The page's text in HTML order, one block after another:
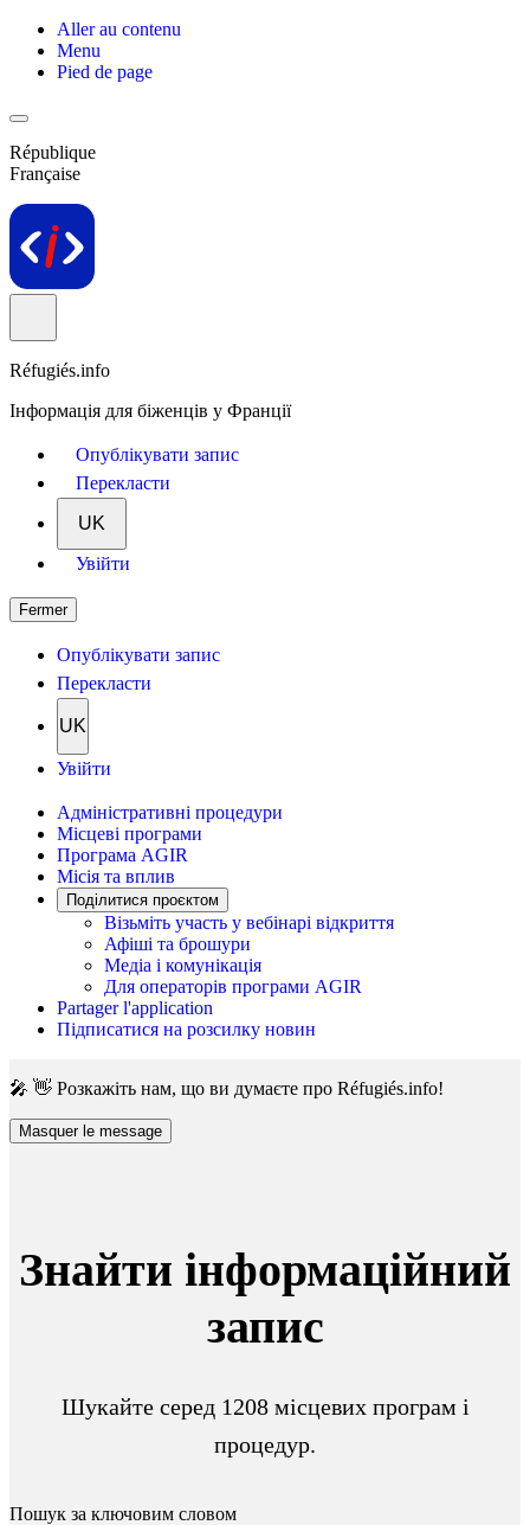
Aller au contenu
Menu
Pied de page
République
Française
Réfugiés.info
Інформація для біженців у Франції
Опублікувати запис
Перекласти
UK
Увійти
Fermer
Опублікувати запис
Перекласти
UK
Увійти
Адміністративні процедури
Місцеві програми
Програма AGIR
Місія та вплив
Поділитися проєктом
Візьміть участь у вебінарі відкриття
Афіші та брошури
Медіа і комунікація
Для операторів програми AGIR
Partager l'application
Підписатися на розсилку новин
🎤 👋 Розкажіть нам, що ви думаєте про Réfugiés.info!
Masquer le message
Знайти інформаційний
запис
Шукайте серед 1208 місцевих програм і
процедур.
Пошук за ключовим словом